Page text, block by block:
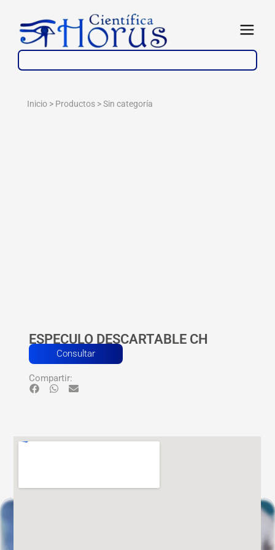
contenido
Abrir
Inicio > Productos >Sin categoría
ESPECULO DESCARTABLE CH
Consultar
Compartir: